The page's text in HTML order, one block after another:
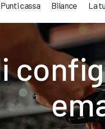
Punti cassa Bilance La